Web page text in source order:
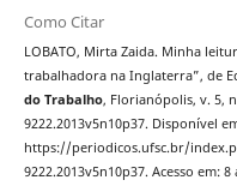
Como Citar
LOBATO, Mirta Zaida. Minha
trabalhadora na Inglaterra”, de
do Trabalho, Florianópolis, v. 5,
9222.2013v5n10p37. Disponível
https://periodicos.ufsc.br/
9222.2013v5n10p37. Acesso em: 8